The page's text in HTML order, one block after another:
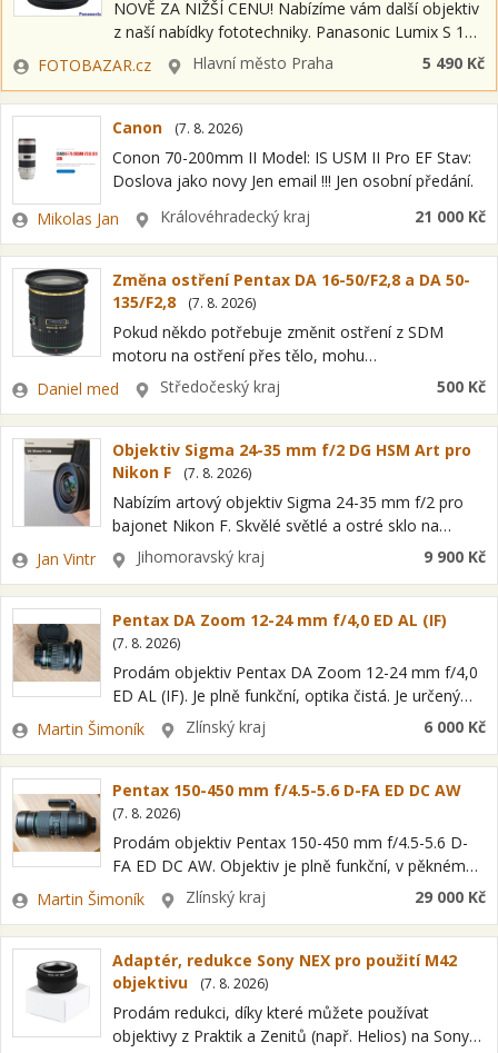
NOVĚ ZA NIŽŠÍ CENU! Nabízíme vám další objektiv
z naší nabídky fototechniky. Panasonic Lumix S 18-
40mm F/4.5-6.3 BAZAR Jedná se o položku OPEN
BOX = nový kus s…
Zadavatel
FOTOBAZAR.cz LokalitaHlavní město Praha 5 490 Kč
Canon (7. 8. 2026)
Conon 70-200mm II Model: IS USM II Pro EF Stav:
Doslova jako novy Jen email !!! Jen osobní předání.
Zadavatel
Mikolas Jan LokalitaKrálovéhradecký kraj 21 000 Kč
Změna ostření Pentax DA 16-50/F2,8 a DA 50-
135/F2,8
(7. 8. 2026)
Pokud někdo potřebuje změnit ostření z SDM
motoru na ostření přes tělo, mohu
přeprogramovat. U mého změna provedena a ostří
100%ně. Cena 500Kč
Zadavatel
Daniel med LokalitaStředočeský kraj 500 Kč
Objektiv Sigma 24-35 mm f/2 DG HSM Art pro
Nikon F
(7. 8. 2026)
Nabízím artový objektiv Sigma 24-35 mm f/2 pro
bajonet Nikon F. Skvělé světlé a ostré sklo na
reportáž, portréty a krajinu, jsou to reálně tři pevná
ohniska v…
Zadavatel
Jan Vintr LokalitaJihomoravský kraj 9 900 Kč
Pentax DA Zoom 12-24 mm f/4,0 ED AL (IF)
(7. 8. 2026)
Prodám objektiv Pentax DA Zoom 12-24 mm f/4,0
ED AL (IF). Je plně funkční, optika čistá. Je určený
pro APS-C snímače, ale i dobře funguje na K-1 od…
Zadavatel
Martin Šimoník LokalitaZlínský kraj 6 000 Kč
Pentax 150-450 mm f/4.5-5.6 D-FA ED DC AW
(7. 8. 2026)
Prodám objektiv Pentax 150-450 mm f/4.5-5.6 D-
FA ED DC AW. Objektiv je plně funkční, v pěkném
stavu, optika čistá. K dispozici je komplet.balení
vč.pouzdra. Předání po domluvě(Vsetín a…
Zadavatel
Martin Šimoník LokalitaZlínský kraj 29 000 Kč
Adaptér, redukce Sony NEX pro použití M42
objektivu
(7. 8. 2026)
Prodám redukci, díky které můžete používat
objektivy z Praktik a Zenitů (např. Helios) na Sony